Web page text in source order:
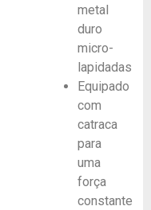
metal
duro
micro-
lapidadas
Equipado
com
catraca
para
uma
força
constante